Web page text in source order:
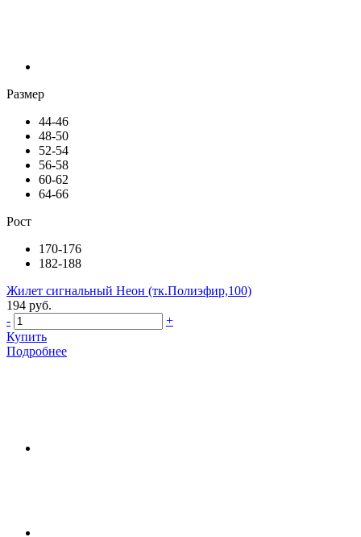
Размер
44-46
48-50
52-54
56-58
60-62
64-66
Рост
170-176
182-188
Жилет сигнальный Неон (тк.Полиэфир,100)
194 руб.
-
+
Купить
Подробнее